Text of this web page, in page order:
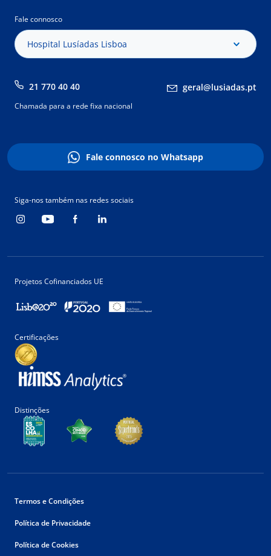
Fale connosco
Hospital Lusíadas Lisboa
21 770 40 40 geral@lusiadas.pt
Chamada para a rede fixa nacional
Fale connosco no Whatsapp
Siga-nos também nas redes sociais
Projetos Cofinanciados UE
Certificações
Distinções
Termos e Condições
Política de Privacidade
Política de Cookies